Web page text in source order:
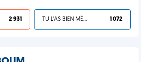
2 931 TU L'AS BIEN MÉRITÉ 1 072